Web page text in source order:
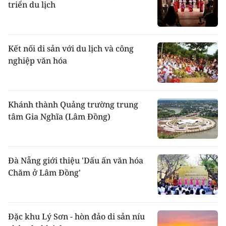
Người Dao thường hút thuốc lá và thuốc lào
gáy hoặc để chỏm tóc dài trên đỉnh đầu,
xung quanh cạo nhẵn. Các nhóm Dao thường
có cách đội khăn khác nhau. áo có hai loại,
dài yếm, váy hoặc quần. Y phục theo rất sặc
sỡ. Họ không theo theo mẫu vẽ sẵn trên vải
mà hoàn toàn dựa vào trí nhớ, thêu ở mặt
trái của vải để hình mẫu nổi lên mặt phải.
hình chim, người, động vật, lá cây. Cách in
hoa văn trên vải bằng sáp ong ở người Dao
rất độc đáo. Muốn hình gì người ta dùng bút
vẽ hay nhúng khuôn in vào sáp ong nóng
sẽ hiện lên hoa văn mầu xanh lơ do phủ lớp
triển du lịch
Kết nối di sản với du lịch và công
nghiệp văn hóa
Khánh thành Quảng trường trung
tâm Gia Nghĩa (Lâm Đồng)
Đà Nẵng giới thiệu 'Dấu ấn văn hóa
Chăm ở Lâm Đồng'
Đặc khu Lý Sơn - hòn đảo di sản níu